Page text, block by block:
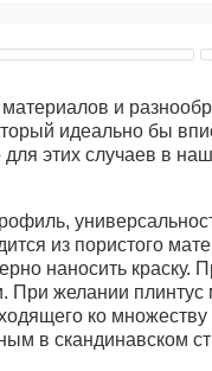
и
идеально бы
этих случаев в
из пористого
наносить краску.
При желании плинтус
ко
в скандинавском